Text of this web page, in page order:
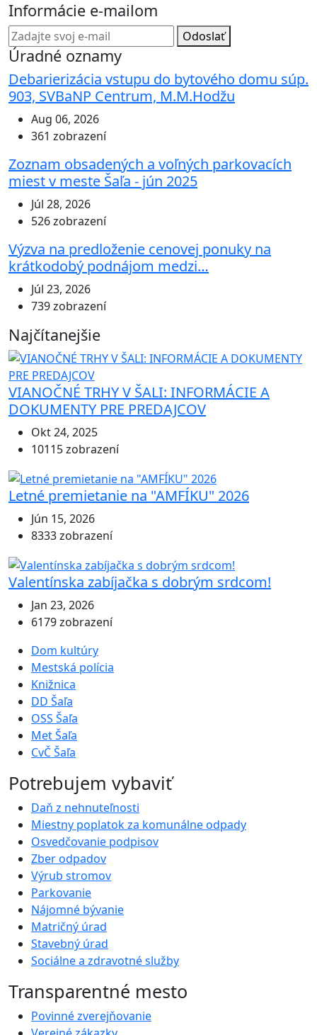
Informácie e-mailom
Odoslať
Úradné oznamy
Debarierizácia vstupu do bytového domu súp.
903, SVBaNP Centrum, M.M.Hodžu
Aug 06, 2026
361 zobrazení
Zoznam obsadených a voľných parkovacích
miest v meste Šaľa - jún 2025
Júl 28, 2026
526 zobrazení
Výzva na predloženie cenovej ponuky na
krátkodobý podnájom medzi…
Júl 23, 2026
739 zobrazení
Najčítanejšie
VIANOČNÉ TRHY V ŠALI: INFORMÁCIE A
DOKUMENTY PRE PREDAJCOV
Okt 24, 2025
10115 zobrazení
Letné premietanie na "AMFÍKU" 2026
Jún 15, 2026
8333 zobrazení
Valentínska zabíjačka s dobrým srdcom!
Jan 23, 2026
6179 zobrazení
Dom kultúry
Mestská polícia
Knižnica
DD Šaľa
OSS Šaľa
Met Šaľa
CvČ Šaľa
Potrebujem vybaviť
Daň z nehnuteľnosti
Miestny poplatok za komunálne odpady
Osvedčovanie podpisov
Zber odpadov
Výrub stromov
Parkovanie
Nájomné bývanie
Matričný úrad
Stavebný úrad
Sociálne a zdravotné služby
Transparentné mesto
Povinné zverejňovanie